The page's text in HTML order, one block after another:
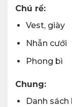
Chú rể:
Vest, giày
Nhẫn cưới
Phong bì
Chung:
Danh